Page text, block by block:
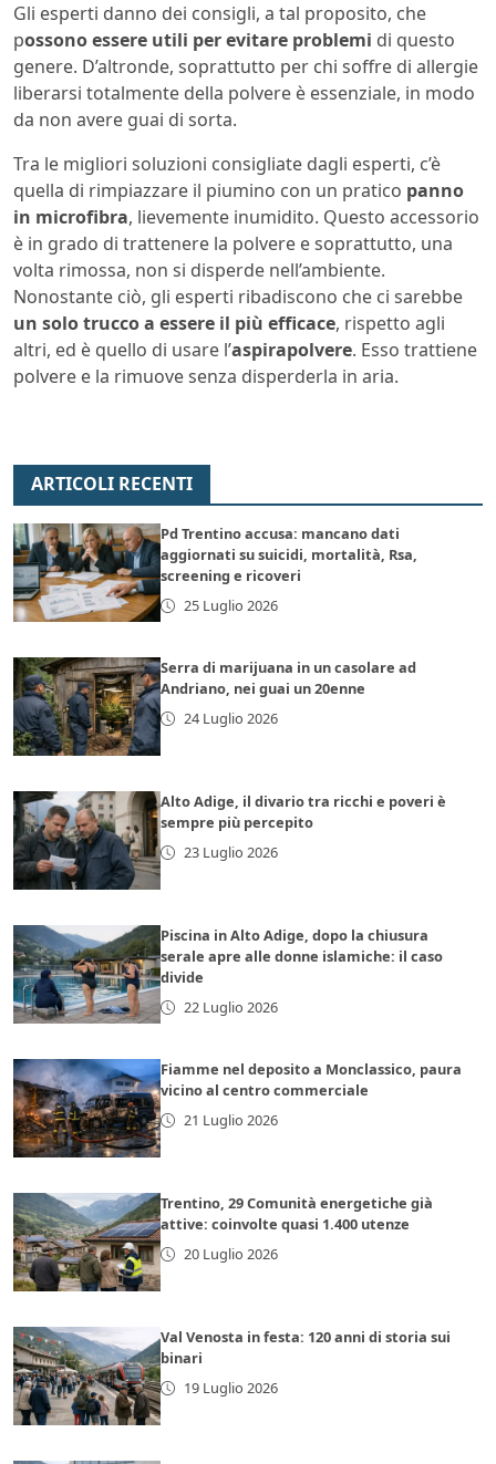
Gli esperti danno dei consigli, a tal proposito, che
possono essere utili per evitare problemi di questo
genere. D’altronde, soprattutto per chi soffre di allergie
liberarsi totalmente della polvere è essenziale, in modo
da non avere guai di sorta.
Tra le migliori soluzioni consigliate dagli esperti, c’è
quella di rimpiazzare il piumino con un pratico panno
in microfibra, lievemente inumidito. Questo accessorio
è in grado di trattenere la polvere e soprattutto, una
volta rimossa, non si disperde nell’ambiente.
Nonostante ciò, gli esperti ribadiscono che ci sarebbe
un solo trucco a essere il più efficace, rispetto agli
altri, ed è quello di usare l’aspirapolvere. Esso trattiene
polvere e la rimuove senza disperderla in aria.
ARTICOLI RECENTI
Pd Trentino accusa: mancano dati
aggiornati su suicidi, mortalità, Rsa,
screening e ricoveri
25 Luglio 2026
Serra di marijuana in un casolare ad
Andriano, nei guai un 20enne
24 Luglio 2026
Alto Adige, il divario tra ricchi e poveri è
sempre più percepito
23 Luglio 2026
Piscina in Alto Adige, dopo la chiusura
serale apre alle donne islamiche: il caso
divide
22 Luglio 2026
Fiamme nel deposito a Monclassico, paura
vicino al centro commerciale
21 Luglio 2026
Trentino, 29 Comunità energetiche già
attive: coinvolte quasi 1.400 utenze
20 Luglio 2026
Val Venosta in festa: 120 anni di storia sui
binari
19 Luglio 2026